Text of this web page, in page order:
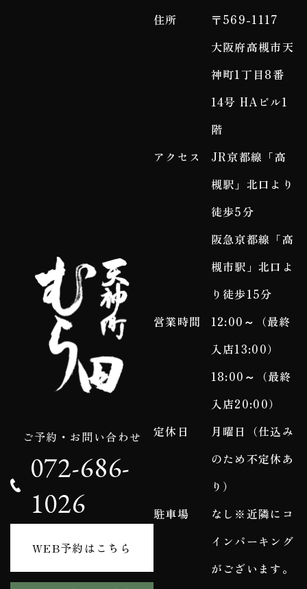
ご予約・お問い合わせ
072-686-
1026
WEB予約はこちら
住所
〒569-1117
大阪府高槻市天
神町1丁目8番
14号 HAビル1
階
アクセス
JR京都線「高
槻駅」北口より
徒歩5分
阪急京都線「高
槻市駅」北口よ
り徒歩15分
営業時間
12:00～（最終
入店13:00）
18:00～（最終
入店20:00）
定休日
月曜日（仕込み
のため不定休あ
り）
駐車場
なし※近隣にコ
インパーキング
がございます。